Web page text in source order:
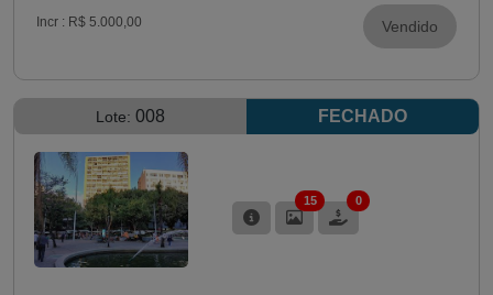
Incr : R$ 5.000,00 Vendido
Lote: 008 FECHADO
15 0